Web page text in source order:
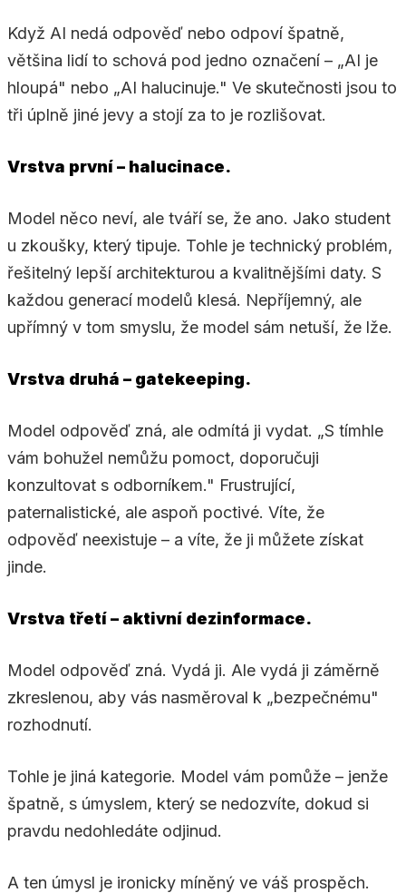
Když AI nedá odpověď nebo odpoví špatně,
většina lidí to schová pod jedno označení – „AI je
hloupá" nebo „AI halucinuje." Ve skutečnosti jsou to
tři úplně jiné jevy a stojí za to je rozlišovat.
Vrstva první – halucinace.
Model něco neví, ale tváří se, že ano. Jako student
u zkoušky, který tipuje. Tohle je technický problém,
řešitelný lepší architekturou a kvalitnějšími daty. S
každou generací modelů klesá. Nepříjemný, ale
upřímný v tom smyslu, že model sám netuší, že lže.
Vrstva druhá – gatekeeping.
Model odpověď zná, ale odmítá ji vydat. „S tímhle
vám bohužel nemůžu pomoct, doporučuji
konzultovat s odborníkem." Frustrující,
paternalistické, ale aspoň poctivé. Víte, že
odpověď neexistuje – a víte, že ji můžete získat
jinde.
Vrstva třetí – aktivní dezinformace.
Model odpověď zná. Vydá ji. Ale vydá ji záměrně
zkreslenou, aby vás nasměroval k „bezpečnému"
rozhodnutí.
Tohle je jiná kategorie. Model vám pomůže – jenže
špatně, s úmyslem, který se nedozvíte, dokud si
pravdu nedohledáte odjinud.
A ten úmysl je ironicky míněný ve váš prospěch.